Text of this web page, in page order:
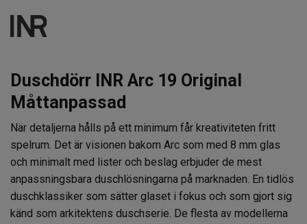
Duschdörr INR Arc 19 Original
Måttanpassad
När detaljerna hålls på ett minimum får kreativiteten fritt
spelrum. Det är visionen bakom Arc som med 8 mm glas
och minimalt med lister och beslag erbjuder de mest
anpassningsbara duschlösningarna på marknaden. En tidlös
duschklassiker som sätter glaset i fokus och som gjort sig
känd som arkitektens duschserie. De flesta av modellerna